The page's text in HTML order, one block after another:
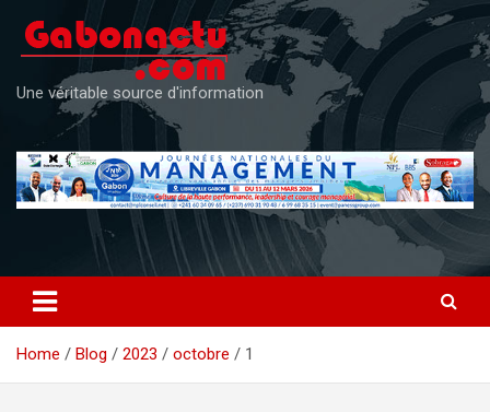
content
Une véritable source d'information
Home Blog 2023 octobre 1